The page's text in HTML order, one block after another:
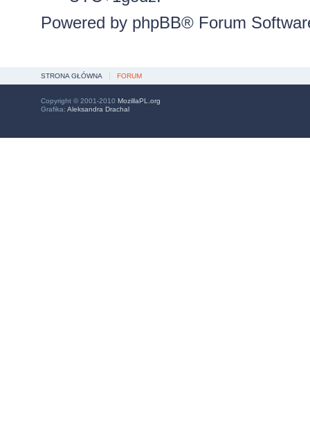
Powered by phpBB® Forum
STRONA GŁÓWNA FORUM
Copyright © 2001-2010 MozillaPL.org
Grafika: Aleksandra Drachal